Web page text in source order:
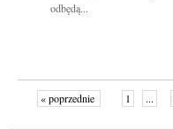
odbędą...
« poprzednie 1 ...